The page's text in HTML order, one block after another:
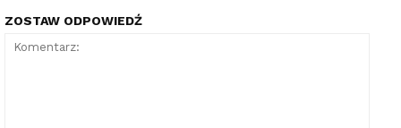
ZOSTAW ODPOWIEDŹ